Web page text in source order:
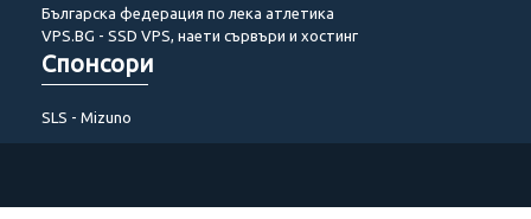
Българска федерация по лека атлетика
VPS.BG - SSD VPS, наети сървъри и хостинг
Спонсори
SLS - Mizuno